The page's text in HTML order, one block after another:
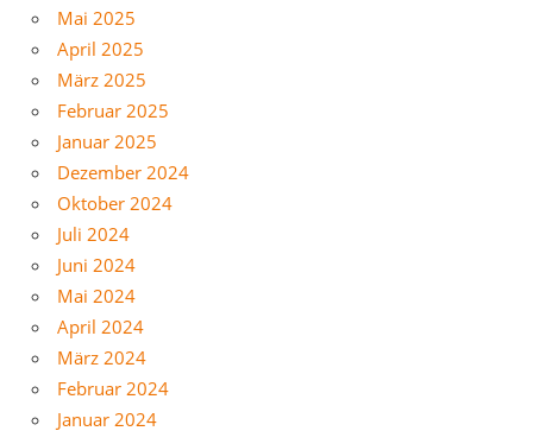
Mai 2025
April 2025
März 2025
Februar 2025
Januar 2025
Dezember 2024
Oktober 2024
Juli 2024
Juni 2024
Mai 2024
April 2024
März 2024
Februar 2024
Januar 2024